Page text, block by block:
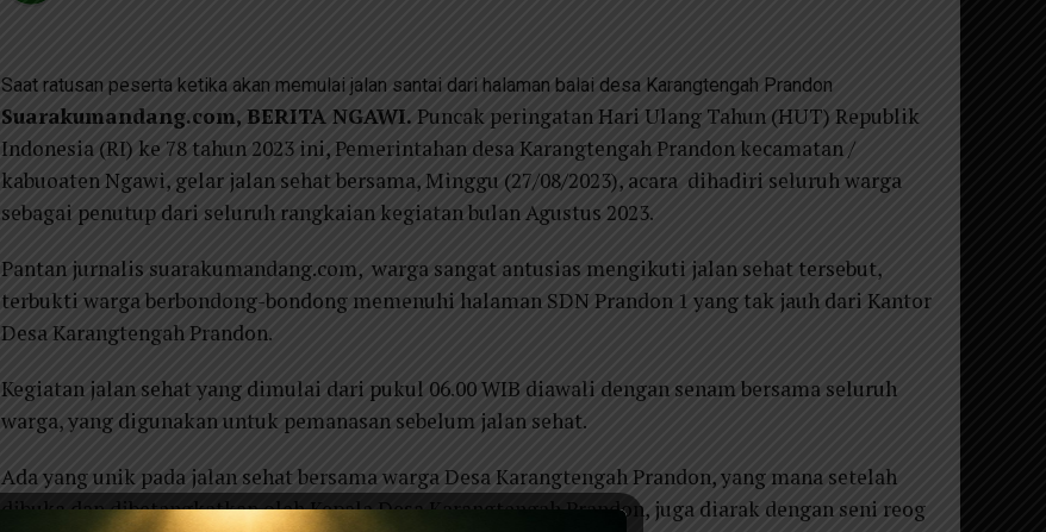
Saat ratusan peserta ketika akan memulai jalan santai dari halaman balai desa Karangtengah Prandon
Suarakumandang.com, BERITA NGAWI. Puncak peringatan Hari Ulang Tahun (HUT) Republik
Indonesia (RI) ke 78 tahun 2023 ini, Pemerintahan desa Karangtengah Prandon kecamatan /
kabuoaten Ngawi, gelar jalan sehat bersama, Minggu (27/08/2023), acara dihadiri seluruh warga
sebagai penutup dari seluruh rangkaian kegiatan bulan Agustus 2023.
Pantan jurnalis suarakumandang.com, warga sangat antusias mengikuti jalan sehat tersebut,
terbukti warga berbondong-bondong memenuhi halaman SDN Prandon 1 yang tak jauh dari Kantor
Desa Karangtengah Prandon.
Kegiatan jalan sehat yang dimulai dari pukul 06.00 WIB diawali dengan senam bersama seluruh
warga, yang digunakan untuk pemanasan sebelum jalan sehat.
Ada yang unik pada jalan sehat bersama warga Desa Karangtengah Prandon, yang mana setelah
dibuka dan dibetangkatkan oleh Kepala Desa Karangtengah Prandon, juga diarak dengan seni reog